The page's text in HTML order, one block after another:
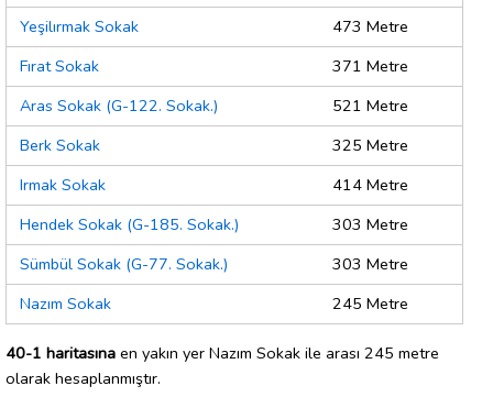
Yeşilırmak Sokak
473 Metre
Fırat Sokak
371 Metre
Aras Sokak (G-122. Sokak.)
521 Metre
Berk Sokak
325 Metre
Irmak Sokak
414 Metre
Hendek Sokak (G-185. Sokak.)
303 Metre
Sümbül Sokak (G-77. Sokak.)
303 Metre
Nazım Sokak
245 Metre
40-1 haritasına en yakın yer Nazım Sokak ile arası 245 metre
olarak hesaplanmıştır.